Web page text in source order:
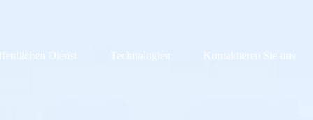
Dienst Technologien Kontaktieren Sie uns